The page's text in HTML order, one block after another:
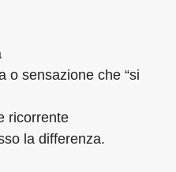
o sensazione che “si
ricorrente
la differenza.